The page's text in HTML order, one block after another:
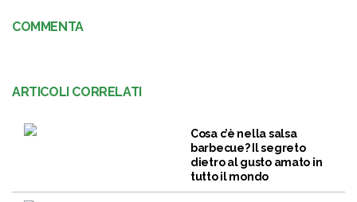
COMMENTA
ARTICOLI CORRELATI
Cosa c’è nella salsa
barbecue? Il segreto
dietro al gusto amato in
tutto il mondo